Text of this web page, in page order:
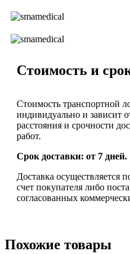
Стоимость и
Стоимость транспортной
индивидуально и зависит
расстояния и срочности
работ.
Срок доставки: от 7 дней.
Доставка осуществляется
счет покупателя либо
согласованных
Похожие товары